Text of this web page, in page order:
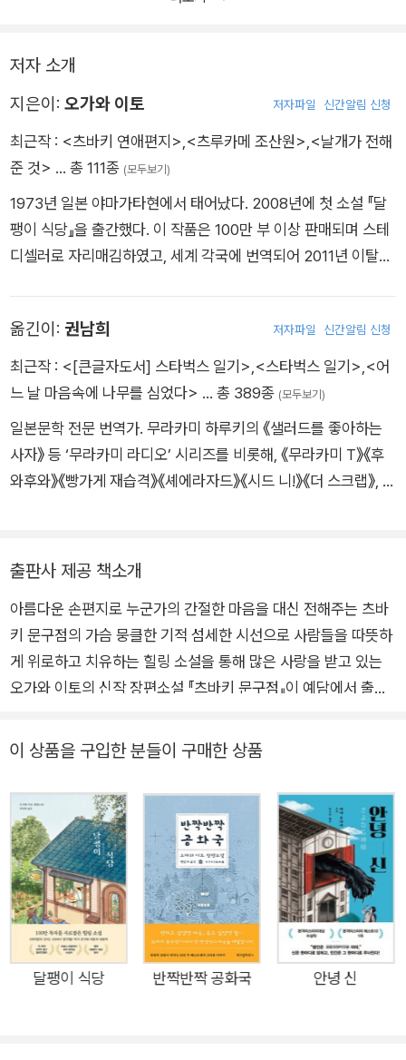
저자 소개
지은이: 오가와 이토 저자파일 신간알림 신청
최근작 : <츠바키 연애편지>,<츠루카메 조산원>,<날개가 전해
준 것> … 총 111종 (모두보기)
1973년 일본 야마가타현에서 태어났다. 2008년에 첫 소설 『달
팽이 식당』을 출간했다. 이 작품은 100만 부 이상 판매되며 스테
디셀러로 자리매김하였고, 세계 각국에 번역되어 2011년 이탈리
국』, 『초초난난』, 『따뜻함을 드세요』, 『패밀리 트리』, 『라이온의
간식』, 『토와의 정원』, 『츠루카메 조산원』 등과 에세이 『양식당
오가와』, 『인생은 불확실한 일 뿐이어서』 등 섬세한 시선으로 사
있다.
옮긴이: 권남희 저자파일 신간알림 신청
최근작 : <[큰글자도서] 스타벅스 일기>,<스타벅스 일기>,<어
느 날 마음속에 나무를 심었다> … 총 389종 (모두보기)
일본문학 전문 번역가. 무라카미 하루키의 《샐러드를 좋아하는
사자》 등 ‘무라카미 라디오’ 시리즈를 비롯해, 《무라카미 T》《후
와후와》《빵가게 재습격》《셰에라자드》《시드 니!》《더 스크랩》, 그
《번역에 살고 죽고》《어느 날 마음속에 나무를 심었다》 등을 썼
출판사 제공 책소개
아름다운 손편지로 누군가의 간절한 마음을 대신 전해주는 츠바
키 문구점의 가슴 뭉클한 기적 섬세한 시선으로 사람들을 따뜻하
게 위로하고 치유하는 힐링 소설을 통해 많은 사랑을 받고 있는
오가와 이토의 신작 장편소설 『츠바키 문구점』이 예담에서 출간
지를 대필해온 츠바키 문구점을 중심으로 가마쿠라 사람들의 따
서사(書士)들이 대필을 가업으로 잇고 있는 아메미야 집안이 고
즈넉하고 아름다운 가마쿠라에 터를 잡고 운영해온 소박한 문구
점이다. 연필은 HB부터 10B까지 갖춰도 샤프펜슬은 절대 취급
하지 않는다는 원칙을 고집하면서, 대필의 종류는 주소 쓰기부터
메뉴판까지 글씨를 쓰는 일이라면 무엇이든 가리지 않는다. 주된
일은 대필 간판을 내걸지 않았어도 입소문으로 간간이 들어오는
편지 대필이다. 외국을 방랑하던 이십 대 후반의 일명 포포(아메
미야 하토코)가 그곳에서 할머니를 뒤이어 십일 대 대필가로 재
이 상품을 구입한 분들이 구매한 상품
달팽이 식당 반짝반짝 공화국 안녕 신